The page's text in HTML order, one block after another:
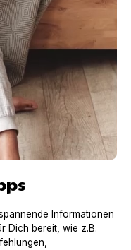
Informationen
Dich bereit, wie z.B.